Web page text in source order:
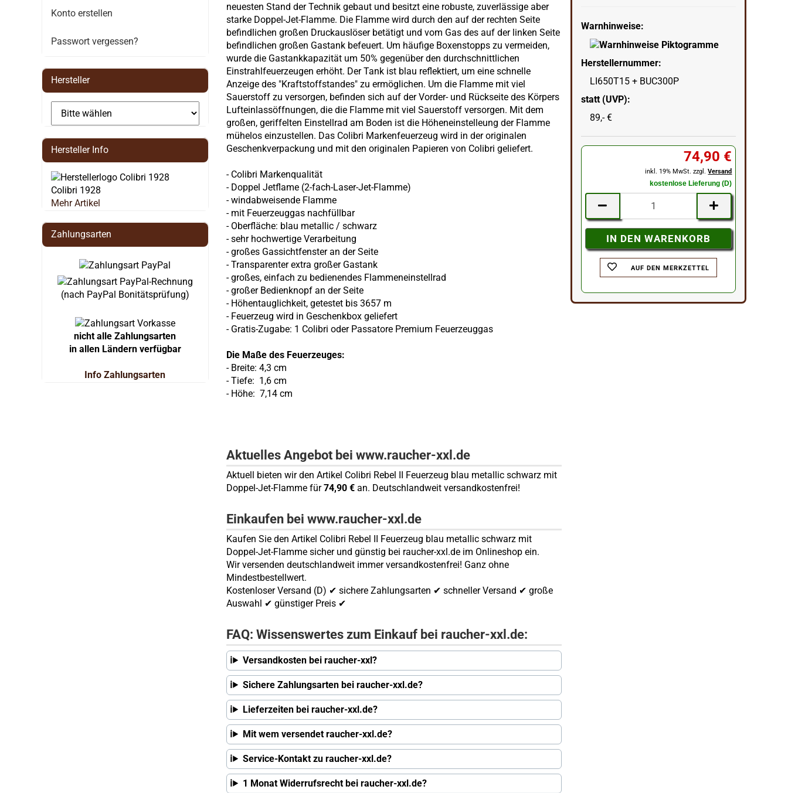
Warnhinweise:
Herstellernummer:
LI650T15 + BUC300P
statt (UVP):
89,- €
74,90 €
inkl. 19% MwSt. zzgl.Versand
kostenlose Lieferung (D)
AUF DEN MERKZETTEL
neuesten Stand der Technik gebaut und besitzt eine robuste, zuverlässige aber
starke Doppel-Jet-Flamme. Die Flamme wird durch den auf der rechten Seite
befindlichen großen Druckauslöser betätigt und vom Gas des auf der linken Seite
befindlichen großen Gastank befeuert. Um häufige Boxenstopps zu vermeiden,
wurde die Gastankkapazität um 50% gegenüber den durchschnittlichen
Einstrahlfeuerzeugen erhöht. Der Tank ist blau reflektiert, um eine schnelle
Anzeige des "Kraftstoffstandes" zu ermöglichen. Um die Flamme mit viel
Sauerstoff zu versorgen, befinden sich auf der Vorder- und Rückseite des Körpers
Lufteinlassöffnungen, die die Flamme mit viel Sauerstoff versorgen. Mit dem
großen, geriffelten Einstellrad am Boden ist die Höheneinstelleung der Flamme
mühelos einzustellen. Das Colibri Markenfeuerzeug wird in der originalen
Geschenkverpackung und mit den originalen Papieren von Colibri geliefert.
- Colibri Markenqualität
- Doppel Jetflame (2-fach-Laser-Jet-Flamme)
- windabweisende Flamme
- mit Feuerzeuggas nachfüllbar
- Oberfläche: blau metallic / schwarz
- sehr hochwertige Verarbeitung
- großes Gassichtfenster an der Seite
- Transparenter extra großer Gastank
- großes, einfach zu bedienendes Flammeneinstellrad
- großer Bedienknopf an der Seite
- Höhentauglichkeit, getestet bis 3657 m
- Feuerzeug wird in Geschenkbox geliefert
- Gratis-Zugabe: 1 Colibri oder Passatore Premium Feuerzeuggas
Die Maße des Feuerzeuges:
- Breite: 4,3 cm
- Tiefe: 1,6 cm
- Höhe: 7,14 cm
Aktuelles Angebot bei www.raucher-xxl.de
Aktuell bieten wir den Artikel Colibri Rebel II Feuerzeug blau metallic schwarz mit
Doppel-Jet-Flamme für74,90 € an. Deutschlandweit versandkostenfrei!
Einkaufen bei www.raucher-xxl.de
Kaufen Sie den Artikel Colibri Rebel II Feuerzeug blau metallic schwarz mit
Doppel-Jet-Flamme sicher und günstig bei raucher-xxl.de im Onlineshop ein.
Wir versenden deutschlandweit immer versandkostenfrei! Ganz ohne
Mindestbestellwert.
Kostenloser Versand (D) ✔ sichere Zahlungsarten ✔ schneller Versand ✔ große
Auswahl ✔ günstiger Preis ✔
FAQ: Wissenswertes zum Einkauf bei raucher-xxl.de:
Versandkosten bei raucher-xxl?
Sichere Zahlungsarten bei raucher-xxl.de?
Lieferzeiten bei raucher-xxl.de?
Mit wem versendet raucher-xxl.de?
Service-Kontakt zu raucher-xxl.de?
1 Monat Widerrufsrecht bei raucher-xxl.de?
Konto erstellen
Passwort vergessen?
Hersteller
Hersteller Info
Colibri 1928
Mehr Artikel
Zahlungsarten
(nach PayPal Bonitätsprüfung)
nicht alle Zahlungsarten
in allen Ländern verfügbar
Info Zahlungsarten